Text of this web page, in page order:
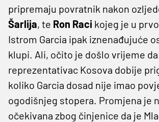
pripremaju povratnik nakon
Šarlija, te Ron Raci kojeg je u
Istrom Garcia ipak iznenađujuće
klupi. Ali, očito je došlo vrijeme da
reprezentativac Kosova dobije
koliko Garcia dosad nije imao
ogodišnjeg stopera. Promjena je
očekivana zbog činjenice da je